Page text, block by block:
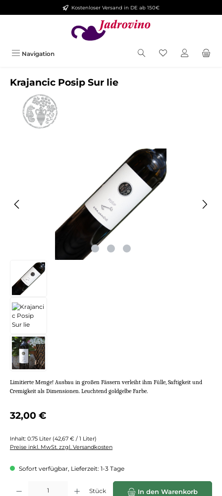
Zum Hauptinhalt springenKostenloser Versand in DE ab 150€
Navigation
Krajancic Posip Sur lie
Limitierte Menge! Ausbau in großen Fässern verleiht ihm Fülle, Saftigkeit und
Cremigkeit als Dimensionen. Leuchtend goldgelbe Farbe.
Regulärer Preis:
32,00 €
Inhalt: 0.75 Liter (42,67 € / 1 Liter)
Preise inkl. MwSt. zzgl. Versandkosten
Sofort verfügbar, Lieferzeit: 1-3 Tage
Produkt Anzahl: Gib den gewünschten Wert ein oder benutze die
Stück In den Warenkorb